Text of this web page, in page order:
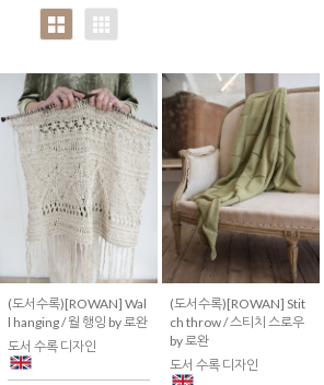
(도서수록)[ROWAN] Wal
l hanging / 월 행잉 by 로완
도서 수록 디자인
(도서수록)[ROWAN] Stit
ch throw / 스티치 스로우
by 로완
도서 수록 디자인